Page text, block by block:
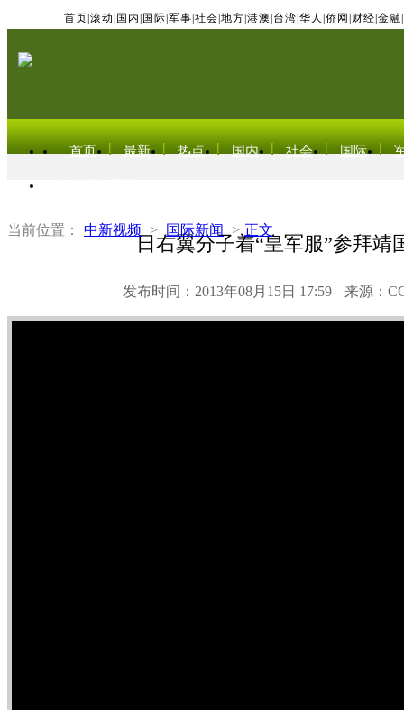
首页 滚动 国内 国际 军事 社会 地方 港澳 台湾 华人 侨网 财经 金融
首页 最新 热点 国内 社会 国际
当前位置： 中新视频 > 国际新闻 > 正文
日右翼分子着“皇军服”参拜靖
发布时间：2013年08月15日 17:59 来源：